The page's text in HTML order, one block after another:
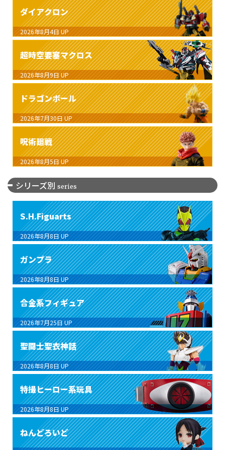
ダイアクロン
2026年8月4日 UP
超時空要塞マクロス
2026年8月9日 UP
ドラゴンボール
2026年7月30日 UP
呪術廻戦
2026年8月5日 UP
シリーズ別 series
S.H.Figuarts
2026年8月8日 UP
ガンプラ
2026年8月8日 UP
合金系フィギュア
2026年7月25日 UP
聖闘士聖衣神話
2026年8月8日 UP
特撮ヒーロー系玩具
2026年8月8日 UP
ねんどろいど